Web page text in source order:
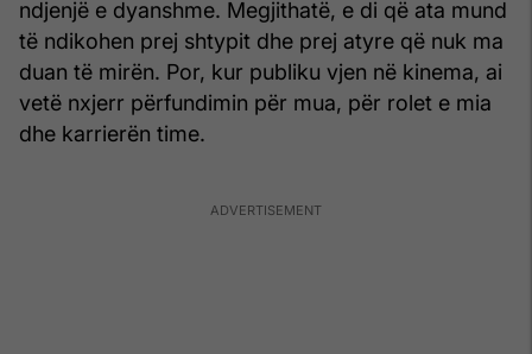
ndjenjë e dyanshme. Megjithatë, e di që ata mund
të ndikohen prej shtypit dhe prej atyre që nuk ma
duan të mirën. Por, kur publiku vjen në kinema, ai
vetë nxjerr përfundimin për mua, për rolet e mia
dhe karrierën time.